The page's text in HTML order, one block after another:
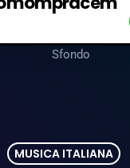
MUSICA ITALIANA